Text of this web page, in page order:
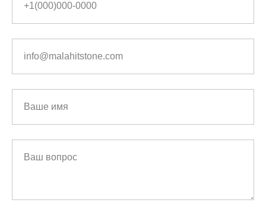
+1(000)000-0000
info@malahitstone.com
Ваше имя
Ваш вопрос